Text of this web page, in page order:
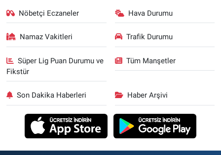
Nöbetçi Eczaneler Hava Durumu
Namaz Vakitleri Trafik Durumu
Süper Lig Puan Durumu ve
Fikstür
Tüm Manşetler
Son Dakika Haberleri Haber Arşivi